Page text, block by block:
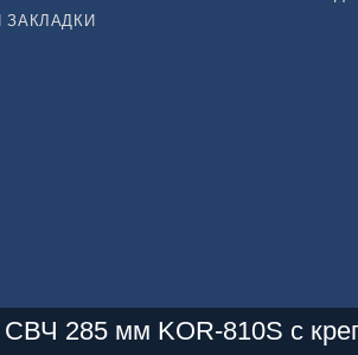
СВЧ 285 мм KOR-810S с
ЗАКЛАДКИ